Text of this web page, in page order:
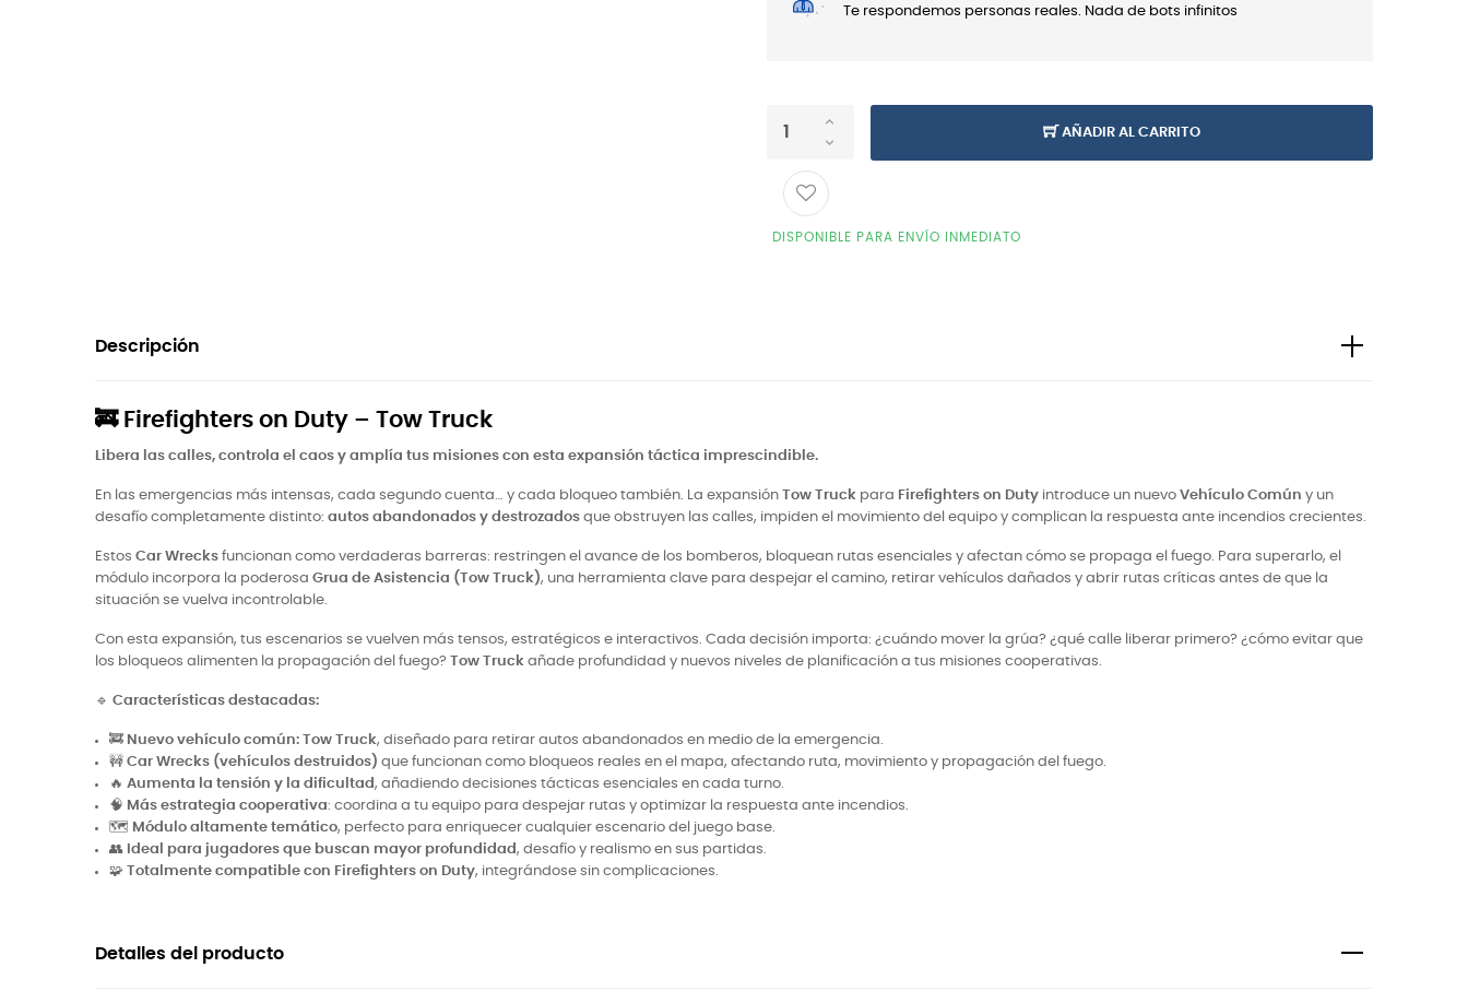
Te respondemos personas reales. Nada de bots infinitos
AÑADIR AL CARRITO
DISPONIBLE PARA ENVÍO INMEDIATO
Descripción
🚒 Firefighters on Duty – Tow Truck
Libera las calles, controla el caos y amplía tus misiones con esta expansión táctica imprescindible.
En las emergencias más intensas, cada segundo cuenta… y cada bloqueo también. La expansión Tow Truck para Firefighters on Duty introduce un nuevo Vehículo Común y un
desafío completamente distinto: autos abandonados y destrozados que obstruyen las calles, impiden el movimiento del equipo y complican la respuesta ante incendios crecientes.
Estos Car Wrecks funcionan como verdaderas barreras: restringen el avance de los bomberos, bloquean rutas esenciales y afectan cómo se propaga el fuego. Para superarlo, el
módulo incorpora la poderosa Grua de Asistencia (Tow Truck), una herramienta clave para despejar el camino, retirar vehículos dañados y abrir rutas críticas antes de que la
situación se vuelva incontrolable.
Con esta expansión, tus escenarios se vuelven más tensos, estratégicos e interactivos. Cada decisión importa: ¿cuándo mover la grúa? ¿qué calle liberar primero? ¿cómo evitar que
los bloqueos alimenten la propagación del fuego? Tow Truck añade profundidad y nuevos niveles de planificación a tus misiones cooperativas.
🔹 Características destacadas:
🚒 Nuevo vehículo común: Tow Truck, diseñado para retirar autos abandonados en medio de la emergencia.
🚧 Car Wrecks (vehículos destruidos) que funcionan como bloqueos reales en el mapa, afectando ruta, movimiento y propagación del fuego.
🔥 Aumenta la tensión y la dificultad , añadiendo decisiones tácticas esenciales en cada turno.
🧠 Más estrategia cooperativa: coordina a tu equipo para despejar rutas y optimizar la respuesta ante incendios.
🗺️ Módulo altamente temático, perfecto para enriquecer cualquier escenario del juego base.
👥 Ideal para jugadores que buscan mayor profundidad , desafío y realismo en sus partidas.
🧩 Totalmente compatible con Firefighters on Duty, integrándose sin complicaciones.
Detalles del producto